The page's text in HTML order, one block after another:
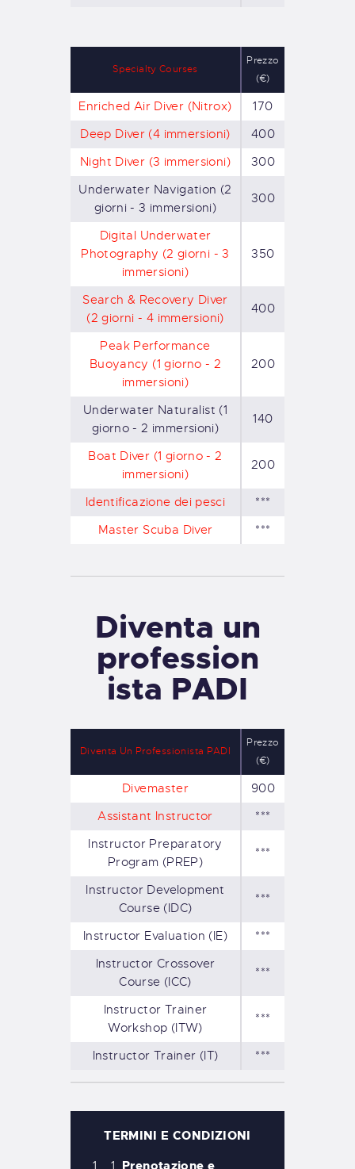
Specialty Courses
Prezzo
(€)
Enriched Air Diver (Nitrox)
170
Deep Diver (4 immersioni)
400
Night Diver (3 immersioni)
300
Underwater Navigation (2
giorni - 3 immersioni)
300
Digital Underwater
Photography (2 giorni - 3
immersioni)
350
Search & Recovery Diver
(2 giorni - 4 immersioni)
400
Peak Performance
Buoyancy (1 giorno - 2
immersioni)
200
Underwater Naturalist (1
giorno - 2 immersioni)
140
Boat Diver (1 giorno - 2
immersioni)
200
Identificazione dei pesci
***
Master Scuba Diver
***
Diventa un
profession
ista PADI
Diventa Un Professionista PADI
Prezzo
(€)
Divemaster
900
Assistant Instructor
***
Instructor Preparatory
Program (PREP)
***
Instructor Development
Course (IDC)
***
Instructor Evaluation (IE)
***
Instructor Crossover
Course (ICC)
***
Instructor Trainer
Workshop (ITW)
***
Instructor Trainer (IT) ***
TERMINI E CONDIZIONI
Prenotazione e